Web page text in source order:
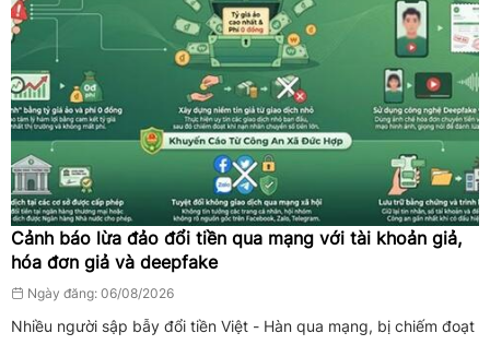
Cảnh báo lừa đảo đổi tiền qua mạng với tài khoản giả,
hóa đơn giả và deepfake
Ngày đăng: 06/08/2026
Nhiều người sập bẫy đổi tiền Việt - Hàn qua mạng, bị chiếm đoạt